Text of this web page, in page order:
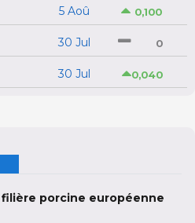
5 Aoû 0,100
30 Jul 0
30 Jul 0,040
filière porcine européenne